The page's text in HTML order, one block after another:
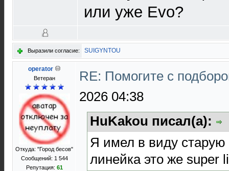
или уже Evo?
Выразили согласие: SUIGYNTOU
operator
Ветеран
Откуда: "Город бесов"
Сообщений: 1 544
Репутация: 61
RE: Помогите с
2026 04:38
HuKakou писал(а):
Я имел в виду
линейка это же super